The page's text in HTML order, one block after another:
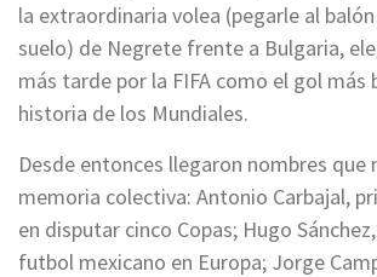
la extraordinaria volea (pegarle al
suelo) de Negrete frente a Bulgaria,
más tarde por la FIFA como el gol más
historia de los Mundiales.
Desde entonces llegaron nombres que
memoria colectiva: Antonio Carbajal,
en disputar cinco Copas; Hugo
futbol mexicano en Europa; Jorge